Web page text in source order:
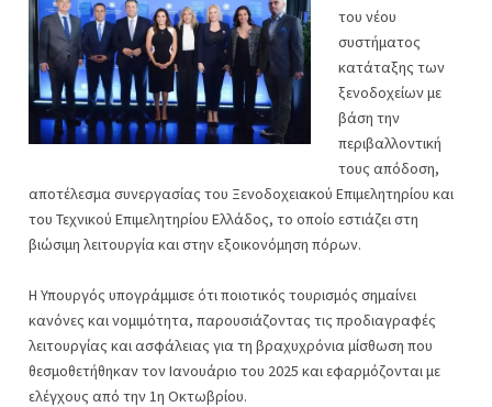
του νέου
συστήματος
κατάταξης των
ξενοδοχείων με
βάση την
περιβαλλοντική
τους απόδοση,
αποτέλεσμα συνεργασίας του Ξενοδοχειακού Επιμελητηρίου και
του Τεχνικού Επιμελητηρίου Ελλάδος, το οποίο εστιάζει στη
βιώσιμη λειτουργία και στην εξοικονόμηση πόρων.
Η Υπουργός υπογράμμισε ότι ποιοτικός τουρισμός σημαίνει
κανόνες και νομιμότητα, παρουσιάζοντας τις προδιαγραφές
λειτουργίας και ασφάλειας για τη βραχυχρόνια μίσθωση που
θεσμοθετήθηκαν τον Ιανουάριο του 2025 και εφαρμόζονται με
ελέγχους από την 1η Οκτωβρίου.